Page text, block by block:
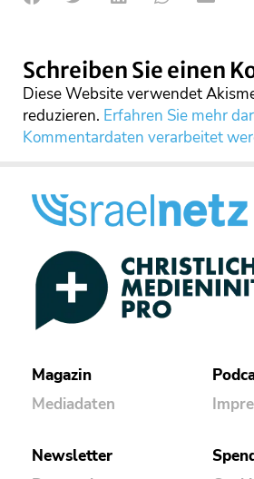
Schreiben Sie einen
Diese Website verwendet
reduzieren. Erfahren Sie mehr
Kommentardaten verarbeitet
Magazin
Mediadaten
Newsletter